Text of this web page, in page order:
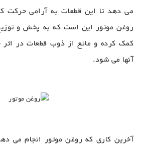
می دهد تا این قطعات به آرامی حرکت
روغن موتور این است که به پخش و
کمک کرده و مانع از ذوب قطعات در اثر
آنها می شود.
آخرین کاری که روغن موتور انجام می